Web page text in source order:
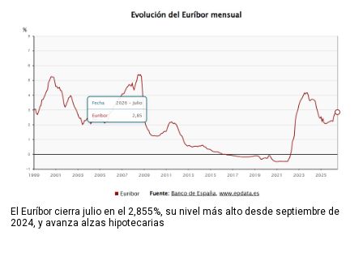
El Euríbor cierra julio en el 2,855%, su nivel más alto desde septiembre de
2024, y avanza alzas hipotecarias